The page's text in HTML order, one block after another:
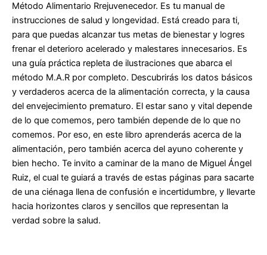
Método Alimentario Rrejuvenecedor. Es tu manual de
instrucciones de salud y longevidad. Está creado para ti,
para que puedas alcanzar tus metas de bienestar y logres
frenar el deterioro acelerado y malestares innecesarios. Es
una guía práctica repleta de ilustraciones que abarca el
método M.A.R por completo. Descubrirás los datos básicos
y verdaderos acerca de la alimentación correcta, y la causa
del envejecimiento prematuro. El estar sano y vital depende
de lo que comemos, pero también depende de lo que no
comemos. Por eso, en este libro aprenderás acerca de la
alimentación, pero también acerca del ayuno coherente y
bien hecho. Te invito a caminar de la mano de Miguel Ángel
Ruiz, el cual te guiará a través de estas páginas para sacarte
de una ciénaga llena de confusión e incertidumbre, y llevarte
hacia horizontes claros y sencillos que representan la
verdad sobre la salud.